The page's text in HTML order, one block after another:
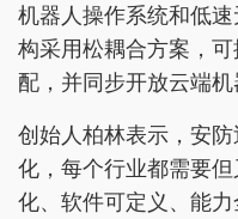
机器人操作系统和低
构采用松耦合方案，
配，并同步开放云端机
创始人柏林表示，安
化，每个行业都需要
化、软件可定义、能